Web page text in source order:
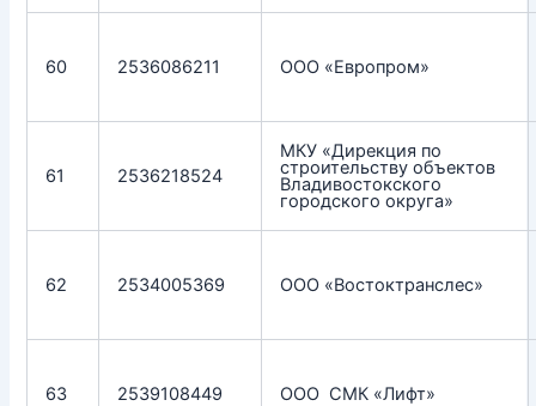
60 2536086211 ООО «Европром»
61 2536218524
МКУ «Дирекция по
строительству объектов
Владивостокского
городского округа»
62 2534005369 ООО «Востоктранслес»
63 2539108449 ООО СМК «Лифт»